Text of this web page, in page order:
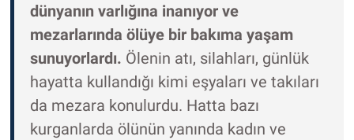
dünyanın varlığına inanıyor ve
mezarlarında ölüye bir bakıma yaşam
sunuyorlardı. Ölenin atı, silahları, günlük
hayatta kullandığı kimi eşyaları ve takıları
da mezara konulurdu. Hatta bazı
kurganlarda ölünün yanında kadın ve